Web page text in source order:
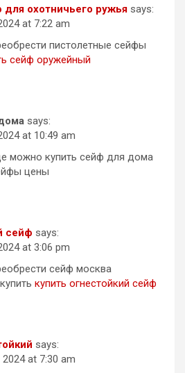
для охотничьего ружья says:
at 7:22 am
пистолетные сейфы
сейф оружейный
says:
at 10:49 am
можно купить сейф для дома
цены
сейф says:
at 3:06 pm
сейф москва
купить огнестойкий сейф
says:
at 7:30 am